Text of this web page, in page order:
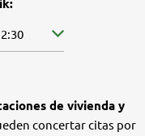
de apertura o
De 09:30 a 12:30
de vivienda y
concertar citas por